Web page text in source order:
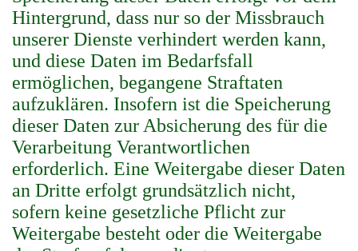
Hintergrund, dass nur so der Missbrauch
unserer Dienste verhindert werden kann,
und diese Daten im Bedarfsfall
ermöglichen, begangene Straftaten
aufzuklären. Insofern ist die Speicherung
dieser Daten zur Absicherung des für die
Verarbeitung Verantwortlichen
erforderlich. Eine Weitergabe dieser Daten
an Dritte erfolgt grundsätzlich nicht,
sofern keine gesetzliche Pflicht zur
Weitergabe besteht oder die Weitergabe